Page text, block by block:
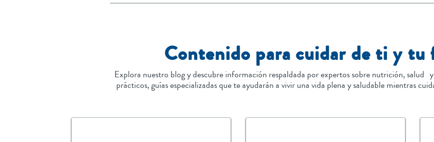
Contenido para cuidar de ti y tu
Explora nuestro blog y descubre información respaldada por expertos sobre nutrición, salud
prácticos, guías especializadas que te ayudarán a vivir una vida plena y saludable mientras